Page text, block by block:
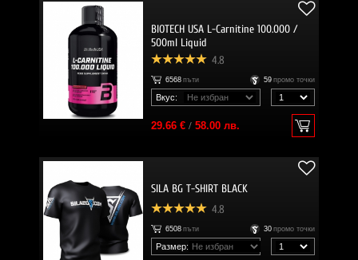
BIOTECH USA L-Carnitine 100.000 /
500ml Liquid
4.8
6568 пъти 59 промо точки
Вкус:
29.66 €/ 58.00 лв.
SILA BG T-SHIRT BLACK
4.8
6508 пъти 30 промо точки
Размер: